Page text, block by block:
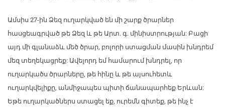
Ամսիս 27-ին Ձեզ ուղարկված են մի շարք ծրարներ
հասցեագրված թե Ձեզ և թե Արտ. գ. մինիստրության: Բացի
այդ մի գլանաձև մեծ ծրար, բոլորի ստացման մասին խնդրեմ
մեզ տեղեկացրեք: Ավելորդ եմ համարում խնդրել, որ
ուղարկածս ծրարները, թե հինը և թե այսուհետև
ուղարկվելիքը, անմիջապես պիտի ճանապարհեք Երևան:
Եթե ուղարկածներս ստացել եք, ուրեմն գիտեք, թե ինչ է